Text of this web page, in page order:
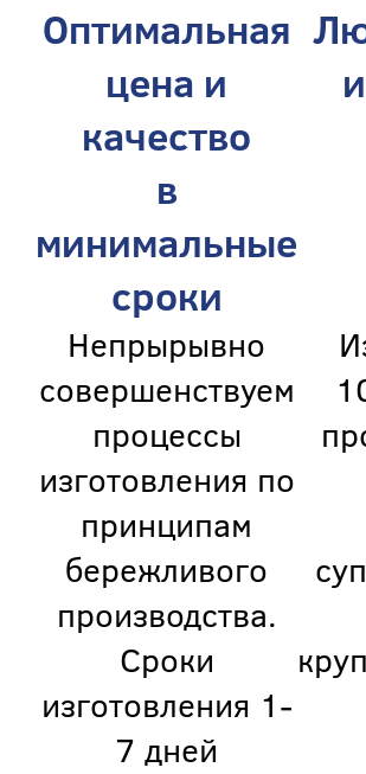
Оптимальная
цена и
качество
в
минимальные
сроки
Непрырывно
совершенствуем
процессы
изготовления по
принципам
бережливого
производства.
Сроки
изготовления 1-
7 дней